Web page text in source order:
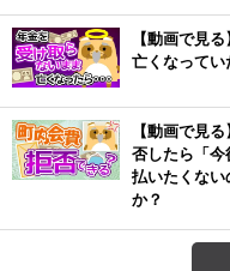
【動画で見
亡くなって
【動画で見
否したら「今
払いたくない
か？